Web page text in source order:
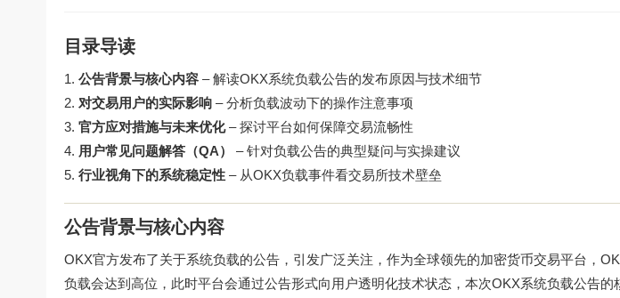
目录导读
公告背景与核心内容 – 解读OKX系统负载公告的发布原因与技术细节
对交易用户的实际影响 – 分析负载波动下的操作注意事项
官方应对措施与未来优化– 探讨平台如何保障交易流畅性
用户常见问题解答（QA）
– 针对负载公告的典型疑问与实操建议
行业视角下的系统稳定性 – 从OKX负载事件看交易所技术壁垒
公告背景与核心内容
OKX官方发布了关于系统负载的公告，引发广泛关注，作为全球领先的加密货币交易平台，
负载会达到高位，此时平台会通过公告形式向用户透明化技术状态，本次OKX系统负载公告的